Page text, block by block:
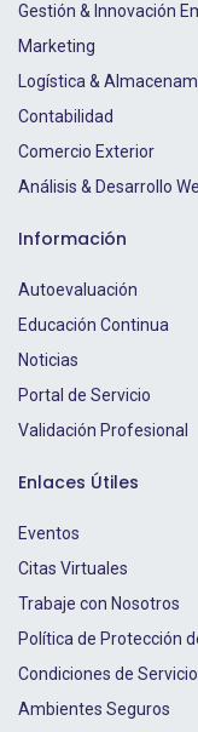
Gestión & Innovación
Marketing
Logística &
Contabilidad
Comercio Exterior
Análisis & Desarrollo
Información
Autoevaluación
Educación Continua
Noticias
Portal de Servicio
Validación Profesional
Enlaces Útiles
Eventos
Citas Virtuales
Trabaje con Nosotros
Política de Protección
Condiciones de
Ambientes Seguros